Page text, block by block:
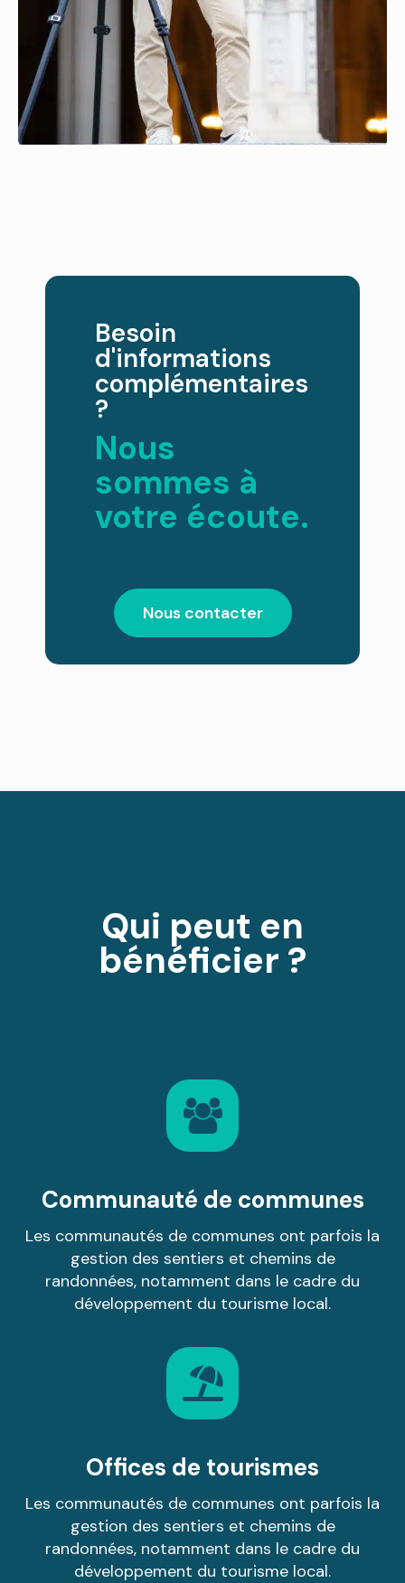
Besoin
d'informations
complémentaires
?
Nous
sommes à
votre écoute.
Nous contacter
Qui peut en
bénéficier ?
Communauté de communes
Les communautés de communes ont parfois la
gestion des sentiers et chemins de
randonnées, notamment dans le cadre du
développement du tourisme local.
Offices de tourismes
Les communautés de communes ont parfois la
gestion des sentiers et chemins de
randonnées, notamment dans le cadre du
développement du tourisme local.